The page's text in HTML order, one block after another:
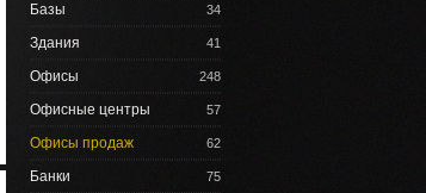
34
Базы
41
Здания
248
Офисы
57
Офисные центры
62
Офисы продаж
75
Банки